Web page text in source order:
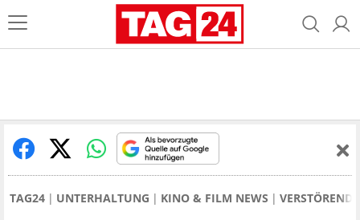
TAG24 UNTERHALTUNG KINO & FILM NEWS